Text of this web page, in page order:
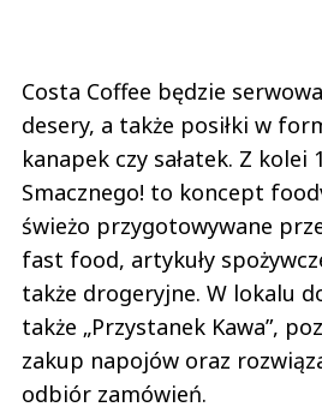
Costa Coffee będzie
desery, a także posiłki w
kanapek czy sałatek. Z kolei
Smacznego! to koncept
świeżo przygotowywane
fast food, artykuły
także drogeryjne. W lokalu
także „Przystanek Kawa”,
zakup napojów oraz
odbiór zamówień.